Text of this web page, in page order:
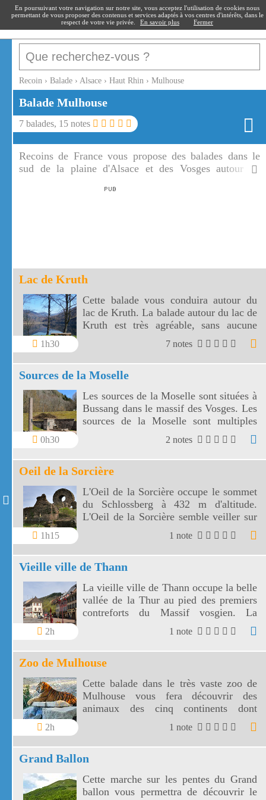
recoin.fr
Recoin › Balade › Alsace › Haut Rhin › Mulhouse
Balade Mulhouse
7 balades, 15 notes
Recoins de France vous propose des balades dans le
sud de la plaine d'Alsace et des Vosges autour de
Lac de Kruth
1h30
Cette balade vous conduira autour du
lac de Kruth. La balade autour du lac de
Kruth est très agréable, sans aucune
difficulté à faire en famille.
7 notes
Sources de la Moselle
0h30
Les sources de la Moselle sont situées à
Bussang dans le massif des Vosges. Les
sources de la Moselle sont multiples
entre 700 m d'altitude et plus de 1 000
2 notes
Oeil de la Sorcière
1h15
L'Oeil de la Sorcière occupe le sommet
du Schlossberg à 432 m d'altitude.
L'Oeil de la Sorcière semble veiller sur
1 note
Vieille ville de Thann
2h
La vieille ville de Thann occupe la belle
vallée de la Thur au pied des premiers
contreforts du Massif vosgien. La
vieille ville de Thann se déploie autour
de la collégiale Saint Thibaut.
1 note
Zoo de Mulhouse
2h
Cette balade dans le très vaste zoo de
Mulhouse vous fera découvrir des
animaux des cinq continents dont
certains sont en danger d'extinction. Le
zoo de Mulhouse est aussi un vaste
jardin botanique.
1 note
Grand Ballon
Cette marche sur les pentes du Grand
ballon vous permettra de découvrir le
En poursuivant votre navigation sur notre site, vous acceptez l'utilisation de cookies nous
permettant de vous proposer des contenus et services adaptés à vos centres d'intérêts, dans le
respect de votre vie privée.
En savoir plus Fermer